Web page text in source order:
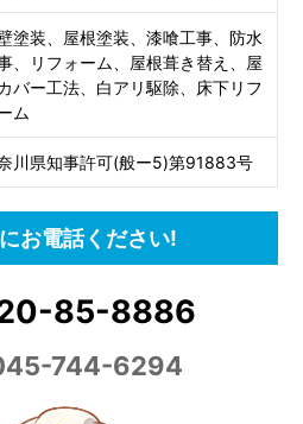
塗装、屋根塗装、漆喰工事、防水
、リフォーム、屋根葺き替え、屋
バー工法、白アリ駆除、床下リフ
ム
川県知事許可(般ー5)第91883号
お電話ください!
85-8886
744-6294